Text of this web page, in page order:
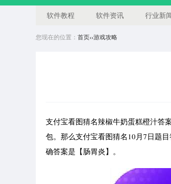
软件教程 软件资讯 行业新
您现在的位置： 首页››游戏攻略
支付宝看图猜名辣椒牛奶蛋糕橙汁答
包。那么支付宝看图猜名10月7日题
确答案是【肠胃炎】。